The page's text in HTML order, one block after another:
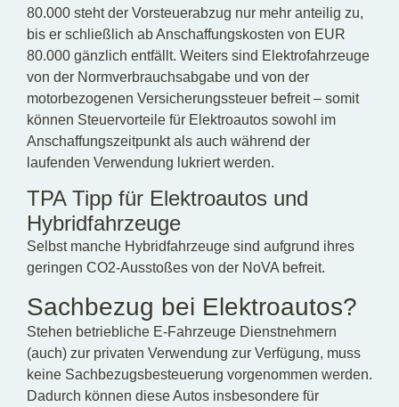
80.000 steht der Vorsteuerabzug nur mehr anteilig zu,
bis er schließlich ab Anschaffungskosten von EUR
80.000 gänzlich entfällt. Weiters sind Elektrofahrzeuge
von der Normverbrauchsabgabe und von der
motorbezogenen Versicherungssteuer befreit – somit
können Steuervorteile für Elektroautos sowohl im
Anschaffungszeitpunkt als auch während der
laufenden Verwendung lukriert werden.
TPA Tipp für Elektroautos und
Hybridfahrzeuge
Selbst manche Hybridfahrzeuge sind aufgrund ihres
geringen CO2-Ausstoßes von der NoVA befreit.
Sachbezug bei Elektroautos?
Stehen betriebliche E-Fahrzeuge Dienstnehmern
(auch) zur privaten Verwendung zur Verfügung, muss
keine Sachbezugsbesteuerung vorgenommen werden.
Dadurch können diese Autos insbesondere für